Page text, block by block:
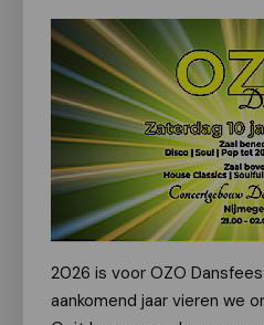
2026 is voor OZO
aankomend jaar vieren we